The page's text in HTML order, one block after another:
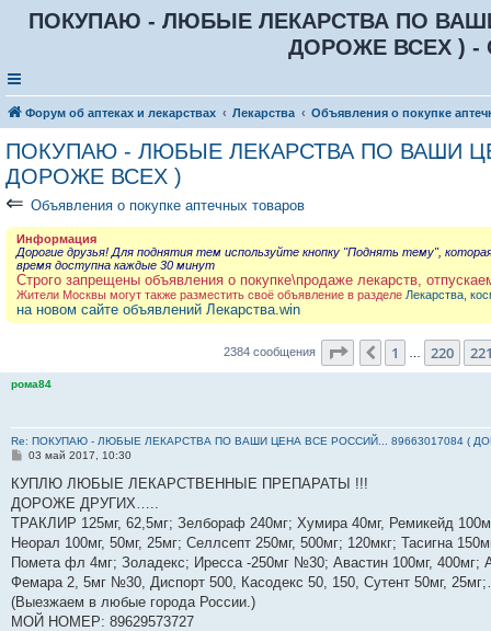
ПОКУПАЮ - ЛЮБЫЕ ЛЕКАРСТВА ПО ВАШИ
ДОРОЖЕ ВСЕХ ) -
Форум об аптеках и лекарствах Лекарства Объявления о покупке
ПОКУПАЮ - ЛЮБЫЕ ЛЕКАРСТВА ПО ВАШИ
ДОРОЖЕ ВСЕХ )
⇐ Объявления о покупке аптечных товаров
Информация
Дорогие друзья! Для поднятия тем используйте кнопку "Поднять тему",
время доступна каждые 30 минут
Строго запрещены объявления о покупке\продаже лекарств,
Жители Москвы могут также разместить своё объявление в разделе Лекарства,
на новом сайте объявлений Лекарства.win
2384 сообщения Страница 222из
Пред.
1 220
рома84
Re: ПОКУПАЮ - ЛЮБЫЕ ЛЕКАРСТВА ПО ВАШИ ЦЕНА ВСЕ РОССИЙ... 89663017084 (
С
о
щ
е
и
е
03 май 2017, 10:30
КУПЛЮ ЛЮБЫЕ ЛЕКАРСТВЕННЫЕ ПРЕПАРАТЫ !!!
ДОРОЖЕ ДРУГИХ…..
ТРАКЛИР 125мг, 62,5мг; Зелбораф 240мг; Хумира 40мг, Ремикейд
Неорал 100мг, 50мг, 25мг; Селлсепт 250мг, 500мг; 120мкг; Тасигна
Помета фл 4мг; Золадекс; Иресса -250мг №30; Авастин 100мг, 400мг;
Фемара 2, 5мг №30, Диспорт 500, Касодекс 50, 150, Сутент 50мг,
(Выезжаем в любые города России.)
МОЙ НОМЕР: ‪89629573727‬